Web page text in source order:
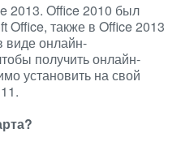
2013. Office 2010 был
Office, также в Office 2013
виде онлайн-
получить онлайн-
установить на свой